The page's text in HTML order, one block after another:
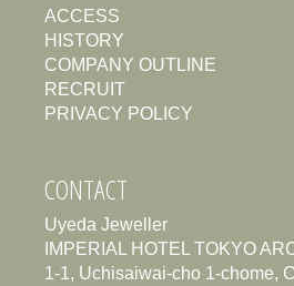
ACCESS
HISTORY
COMPANY OUTLINE
RECRUIT
PRIVACY POLICY
CONTACT
Uyeda Jeweller
IMPERIAL HOTEL TOKYO
1-1, Uchisaiwai-cho 1-chome,